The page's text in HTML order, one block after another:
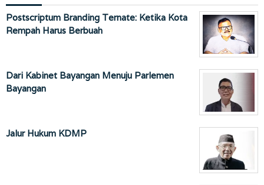
Postscriptum Branding Ternate: Ketika Kota
Rempah Harus Berbuah
Dari Kabinet Bayangan Menuju Parlemen
Bayangan
Jalur Hukum KDMP